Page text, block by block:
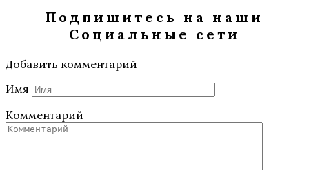
Подпишитесь на наши
Социальные сети
Добавить комментарий
Имя
Комментарий